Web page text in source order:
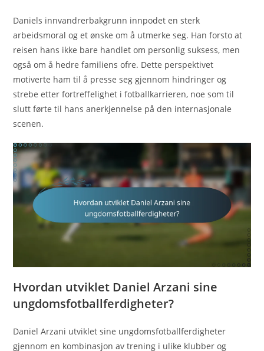
Daniels innvandrerbakgrunn innpodet en sterk
arbeidsmoral og et ønske om å utmerke seg. Han forsto at
reisen hans ikke bare handlet om personlig suksess, men
også om å hedre familiens ofre. Dette perspektivet
motiverte ham til å presse seg gjennom hindringer og
strebe etter fortreffelighet i fotballkarrieren, noe som til
slutt førte til hans anerkjennelse på den internasjonale
scenen.
Hvordan utviklet Daniel Arzani sine
ungdomsfotballferdigheter?
Daniel Arzani utviklet sine ungdomsfotballferdigheter
gjennom en kombinasjon av trening i ulike klubber og